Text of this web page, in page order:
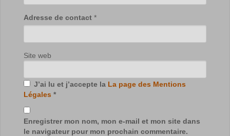
Adresse de contact *
Site web
J’ai lu et j’accepte la La page des Mentions
Légales *
Enregistrer mon nom, mon e-mail et mon site dans
le navigateur pour mon prochain commentaire.